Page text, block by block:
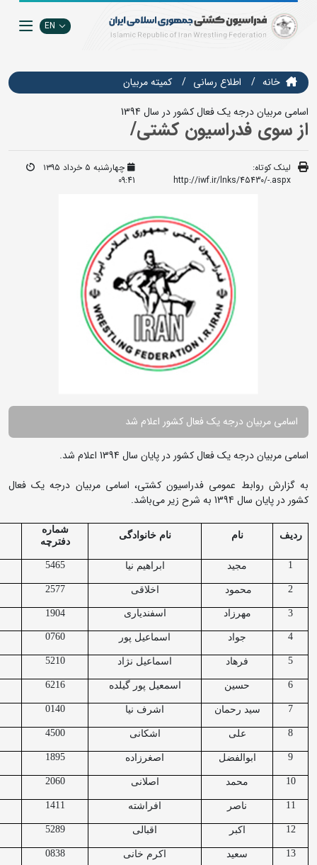
EN
خانه اطلاع رسانی
كميته مربيان
اسامی مربیان درجه یک فعال کشور در سال 1394
از سوی فدراسیون کشتی/
لینک کوتاه:
http://iwf.ir/lnks/45430/-.aspx
چهارشنبه ۵ خرداد ۱۳۹۵
09:41
اسامی مربیان درجه یک فعال کشور اعلام شد
اسامی مربیان درجه یک فعال کشور در پایان سال 1394 اعلام شد.
به گزارش روابط عمومی فدراسیون کشتی، اسامی مربیان درجه یک فعال
کشور در پایان سال 1394 به شرح زیر می‌باشد.
ردیف نام نام خانوادگی
شماره
دفترچه
1 مجید ابراهیم نیا 5465
2 محمود اخلاقی 2577
3 مهرزاد اسفندیاری 1904
4 جواد اسماعیل پور 0760
5 فرهاد اسماعیل نژاد 5210
6 حسین اسمعیل پور گیلده 6216
7 سید رحمان اشرف نیا 0140
8 علی اشکانی 4500
9 ابوالفضل اصغرزاده 1895
10 محمد اصلانی 2060
11 ناصر افراشته 1411
12 اکبر اقبالی 5289
13 سعید اکرم خانی 0838